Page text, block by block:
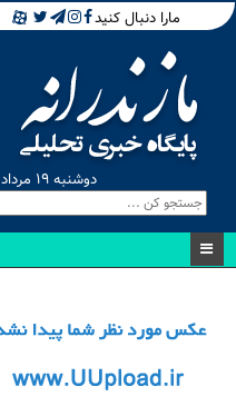
مارا دنبال کنید
دوشنبه ۱۹ مرداد ۱۴۰۵- Aug 10 2026